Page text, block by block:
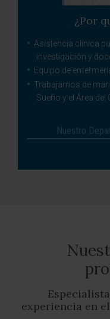
¿Por
Asistencia clínica
investigación y
Equipo de
Trabajamos de
Sueño y el Área del
Nuestro
experiencia en